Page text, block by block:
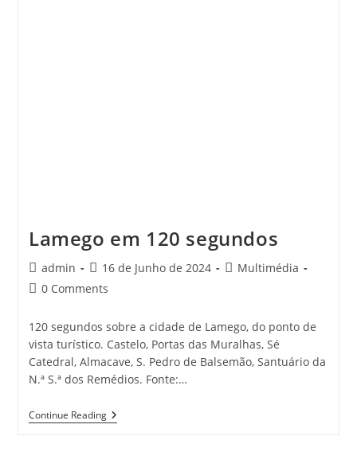
Lamego em 120 segundos
Post
author:
admin
Post
published:
16 de Junho de 2024
PostMultimédia
Post0 Comments
120 segundos sobre a cidade de Lamego, do ponto de
vista turístico. Castelo, Portas das Muralhas, Sé
Catedral, Almacave, S. Pedro de Balsemão, Santuário da
N.ª S.ª dos Remédios. Fonte:…
Continue ReadingLamego
Em